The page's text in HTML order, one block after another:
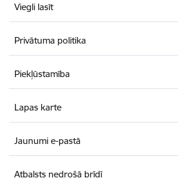
Viegli lasīt
Privātuma politika
Piekļūstamība
Lapas karte
Jaunumi e-pastā
Atbalsts nedrošā brīdī